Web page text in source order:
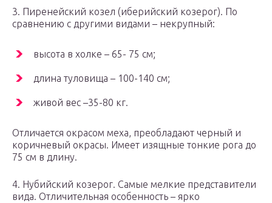
3. Пиренейский козел (иберийский козерог). По
сравнению с другими видами – некрупный:
высота в холке – 65- 75 см;
длина туловища – 100-140 см;
живой вес –35-80 кг.
Отличается окрасом меха, преобладают черный и
коричневый окрасы. Имеет изящные тонкие рога до
75 см в длину.
4. Нубийский козерог. Самые мелкие представители
вида. Отличительная особенность – ярко